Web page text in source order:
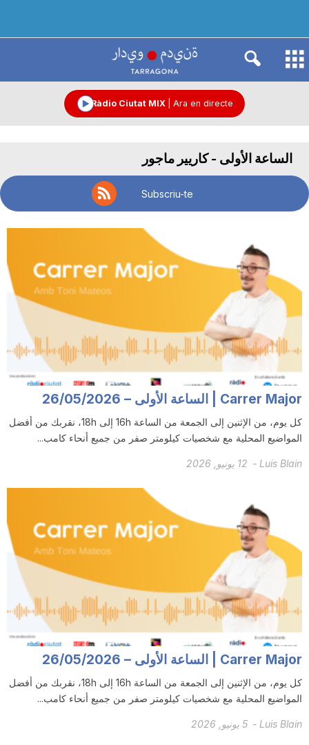
C
d
T
r
Ara en directe
Ràdio Ciutat MIX
الساعة الأولى - كاريير ماجور
Subscriu-te
Carrer Major | الساعة الأولى – 26/05/2026
كل يوم، من الإثنين إلى الجمعة من الساعة 16h إلى 18h، نقربك من أفضل
المواضيع المحلية مع شخصيات كيلومتر صفر من جميع أنحاء كامب...
Luis Blain
- 12 يونيو, 2026
Carrer Major | الساعة الأولى – 26/05/2026
كل يوم، من الإثنين إلى الجمعة من الساعة 16h إلى 18h، نقربك من أفضل
المواضيع المحلية مع شخصيات كيلومتر صفر من جميع أنحاء كامب...
Luis Blain
- 5 يونيو, 2026